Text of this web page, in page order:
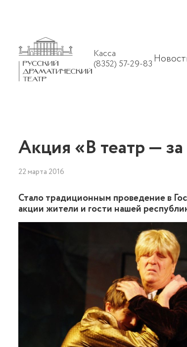
Касса
(8352) 57-29-83
Акция «В театр —
22 марта 2016
Стало традиционным проведение в
акции жители и гости нашей